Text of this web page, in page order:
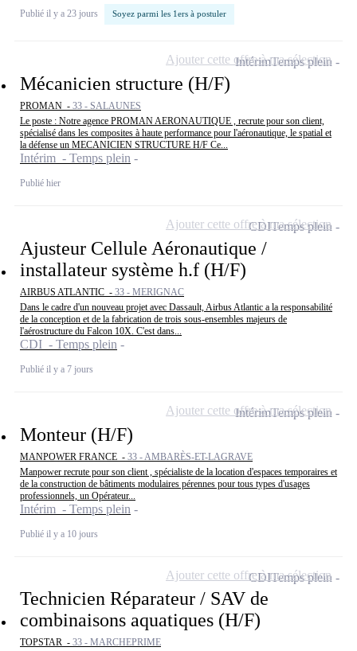
Publié il y a 23 jours Soyez parmi les 1ers à postuler
Mécanicien structure (H/F)
PROMAN - 33 - SALAUNES
Le poste : Notre agence PROMAN AERONAUTIQUE , recrute pour son client,
spécialisé dans les composites à haute performance pour l'aéronautique, le spatial et
la défense un MECANICIEN STRUCTURE H/F Ce...
Intérim - Temps plein
Publié hier
IntérimTemps plein
Ajouter cette offre à ma sélection
Ajusteur Cellule Aéronautique /
installateur système h.f (H/F)
AIRBUS ATLANTIC - 33 - MERIGNAC
Dans le cadre d'un nouveau projet avec Dassault, Airbus Atlantic a la responsabilité
de la conception et de la fabrication de trois sous-ensembles majeurs de
l'aérostructure du Falcon 10X. C'est dans...
CDI - Temps plein
Publié il y a 7 jours
CDITemps plein
Ajouter cette offre à ma sélection
Monteur (H/F)
MANPOWER FRANCE - 33 - AMBARÈS-ET-LAGRAVE
Manpower recrute pour son client , spécialiste de la location d'espaces temporaires et
de la construction de bâtiments modulaires pérennes pour tous types d'usages
professionnels, un Opérateur...
Intérim - Temps plein
Publié il y a 10 jours
IntérimTemps plein
Ajouter cette offre à ma sélection
Technicien Réparateur / SAV de
combinaisons aquatiques (H/F)
TOPSTAR - 33 - MARCHEPRIME
CDITemps plein
Ajouter cette offre à ma sélection